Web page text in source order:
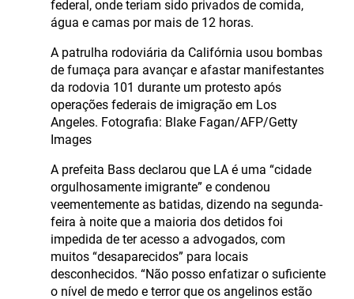
federal, onde teriam sido privados de comida,
água e camas por mais de 12 horas.
A patrulha rodoviária da Califórnia usou bombas
de fumaça para avançar e afastar manifestantes
da rodovia 101 durante um protesto após
operações federais de imigração em Los
Angeles. Fotografia: Blake Fagan/AFP/Getty
Images
A prefeita Bass declarou que LA é uma “cidade
orgulhosamente imigrante” e condenou
veementemente as batidas, dizendo na segunda-
feira à noite que a maioria dos detidos foi
impedida de ter acesso a advogados, com
muitos “desaparecidos” para locais
desconhecidos. “Não posso enfatizar o suficiente
o nível de medo e terror que os angelinos estão